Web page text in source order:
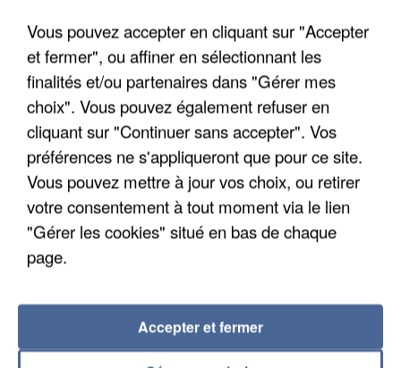
UN SECOND CADRE DE LA DZ MAFIA
INTERPELLÉ EN ALGÉRIE
Vous pouvez accepter en cliquant sur "Accepter
et fermer", ou affiner en sélectionnant les
finalités et/ou partenaires dans "Gérer mes
choix". Vous pouvez également refuser en
cliquant sur "Continuer sans accepter". Vos
préférences ne s'appliqueront que pour ce site.
Vous pouvez mettre à jour vos choix, ou retirer
votre consentement à tout moment via le lien
"Gérer les cookies" situé en bas de chaque
page.
Accepter et fermer